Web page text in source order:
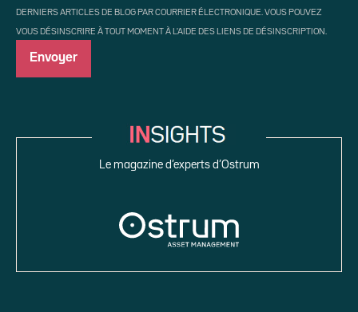
DERNIERS ARTICLES DE BLOG PAR COURRIER ÉLECTRONIQUE. VOUS POUVEZ
VOUS DÉSINSCRIRE À TOUT MOMENT À L'AIDE DES LIENS DE DÉSINSCRIPTION.
Le magazine d’experts d’Ostrum